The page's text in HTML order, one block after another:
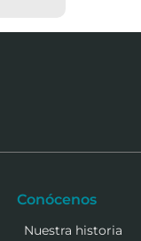
Conócenos
Nuestra historia